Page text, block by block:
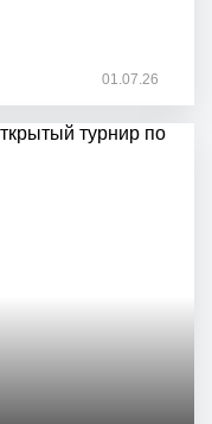
01.07.26